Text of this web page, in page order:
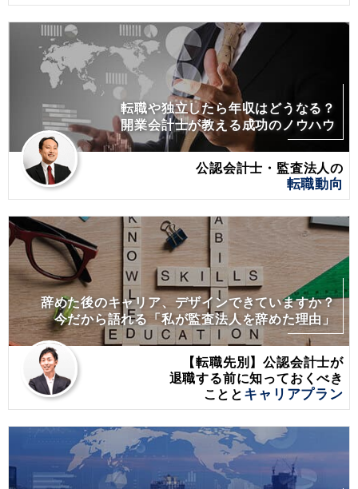
転職や独立したら年収はどうなる？
開業会計士が教える成功のノウハウ
公認会計士・監査法人の
転職動向
辞めた後のキャリア、デザインできていますか？
今だから語れる「私が監査法人を辞めた理由」
【転職先別】公認会計士が
退職する前に知っておくべき
ことと キャリアプラン